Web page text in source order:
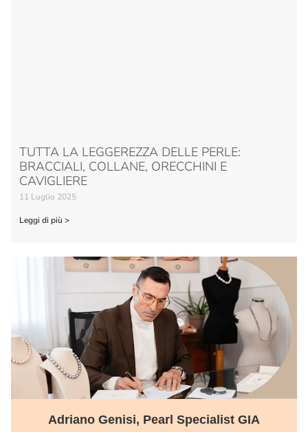
TUTTA LA LEGGEREZZA DELLE PERLE:
BRACCIALI, COLLANE, ORECCHINI E
CAVIGLIERE
11 Luglio 2025
Leggi di più >
Adriano Genisi, Pearl Specialist GIA